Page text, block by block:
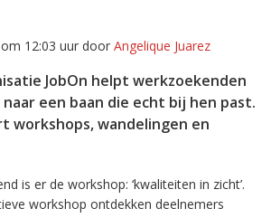
12:03 uur door Angelique Juarez
JobOn helpt werkzoekenden
een baan die echt bij hen past.
workshops, wandelingen en
is er de workshop: ‘kwaliteiten in zicht’.
workshop ontdekken deelnemers